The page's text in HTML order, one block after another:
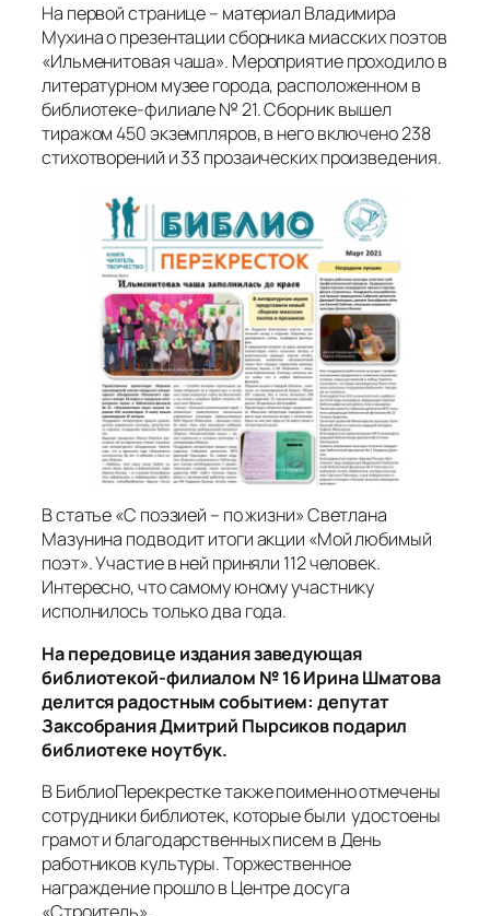
На первой странице – материал Владимира
Мухина о презентации сборника миасских поэтов
«Ильменитовая чаша». Мероприятие проходило в
литературном музее города, расположенном в
библиотеке-филиале № 21. Сборник вышел
тиражом 450 экземпляров, в него включено 238
стихотворений и 33 прозаических произведения.
В статье «С поэзией – по жизни» Светлана
Мазунина подводит итоги акции «Мой любимый
поэт». Участие в ней приняли 112 человек.
Интересно, что самому юному участнику
исполнилось только два года.
На передовице издания заведующая
библиотекой-филиалом № 16 Ирина Шматова
делится радостным событием: депутат
Заксобрания Дмитрий Пырсиков подарил
библиотеке ноутбук.
В БиблиоПерекрестке также поименно отмечены
сотрудники библиотек, которые были удостоены
грамот и благодарственных писем в День
работников культуры. Торжественное
награждение прошло в Центре досуга